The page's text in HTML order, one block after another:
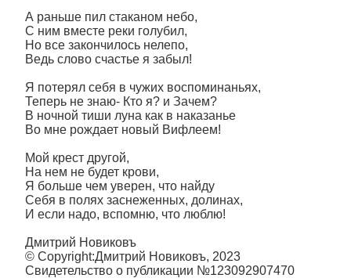
А раньше пил стаканом небо,
С ним вместе реки голубил,
Но все закончилось нелепо,
Ведь слово счастье я забыл!
Я потерял себя в чужих воспоминаньях,
Теперь не знаю- Кто я? и Зачем?
В ночной тиши луна как в наказанье
Во мне рождает новый Вифлеем!
Мой крест другой,
На нем не будет крови,
Я больше чем уверен, что найду
Себя в полях заснеженных, долинах,
И если надо, вспомню, что люблю!
Дмитрий Новиковъ
© Copyright:Дмитрий Новиковъ, 2023
Свидетельство о публикации №123092907470